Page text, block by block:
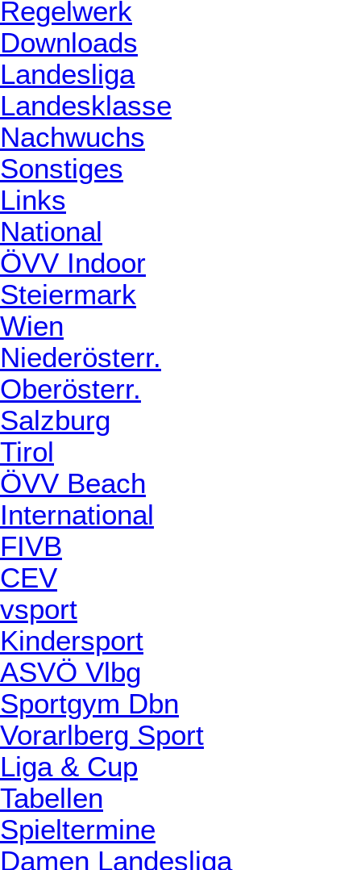
Regelwerk
Downloads
Landesliga
Landesklasse
Nachwuchs
Sonstiges
Links
National
ÖVV Indoor
Steiermark
Wien
Niederösterr.
Oberösterr.
Salzburg
Tirol
ÖVV Beach
International
FIVB
CEV
vsport
Kindersport
ASVÖ Vlbg
Sportgym Dbn
Vorarlberg Sport
Liga & Cup
Tabellen
Spieltermine
Damen Landesliga